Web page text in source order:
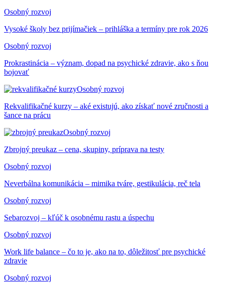
Osobný rozvoj
Vysoké školy bez prijímačiek – prihláška a termíny pre rok 2026
Osobný rozvoj
Prokrastinácia – význam, dopad na psychické zdravie, ako s ňou
bojovať
Osobný rozvoj
Rekvalifikačné kurzy – aké existujú, ako získať nové zručnosti a
šance na prácu
Osobný rozvoj
Zbrojný preukaz – cena, skupiny, príprava na testy
Osobný rozvoj
Neverbálna komunikácia – mimika tváre, gestikulácia, reč tela
Osobný rozvoj
Sebarozvoj – kľúč k osobnému rastu a úspechu
Osobný rozvoj
Work life balance – čo to je, ako na to, dôležitosť pre psychické
zdravie
Osobný rozvoj